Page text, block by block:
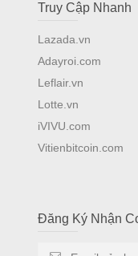
Truy Cập Nhanh
Lazada.vn
Adayroi.com
Leflair.vn
Lotte.vn
iVIVU.com
Vitienbitcoin.com
Đăng Ký Nhận